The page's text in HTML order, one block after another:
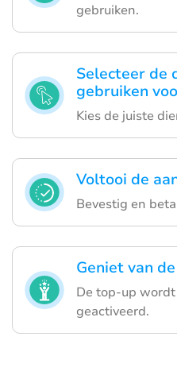
gebruiken.
Selecteer de
gebruiken
Kies de juiste
Voltooi de
Bevestig en
Geniet van
De top-up
geactiveerd.